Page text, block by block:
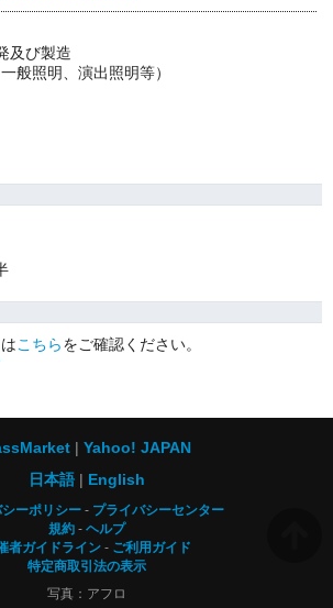
及び製造
般照明、演出照明等）
こちらをご確認ください。
Yahoo! JAPAN
日本語
English
ーポリシー
プライバシーセンター
規約
ヘルプ
者ガイドライン
ご利用ガイド
特定商取引法の表示
写真：アフロ